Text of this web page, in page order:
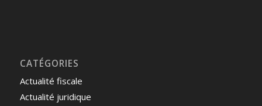
CATÉGORIES
Actualité fiscale
Actualité juridique